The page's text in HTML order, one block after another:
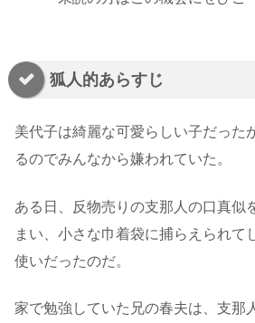
狐人的あらすじ
美代子は綺麗な可愛らしい子だった
るのでみんなから嫌われていた。
ある日、反物売りの支那人の口真似
まい、小さな巾着袋に捕らえられて
使いだったのだ。
家で勉強していた兄の春夫は、支那